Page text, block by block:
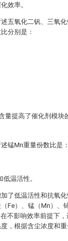
效率。
五氧化二钒、三氧
分别是：
量提高了催化剂模块
锰Mn重量份数比是：
温活性。
了低温活性和抗氧
Fe）、锰（Mn）、
不影响效率前提下
，根据含尘浓度和